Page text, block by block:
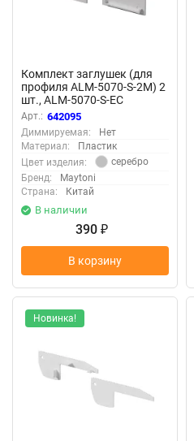
Комплект заглушек (для
профиля ALM-5070-S-2M) 2
шт., ALM-5070-S-EC
(Серебро) 642095
Арт.: 642095
Диммируемая:
Нет
Материал:
Пластик
Цвет изделия:
серебро
Бренд:
Maytoni
Страна:
Китай
В наличии
390 ₽
В корзину
Новинка!